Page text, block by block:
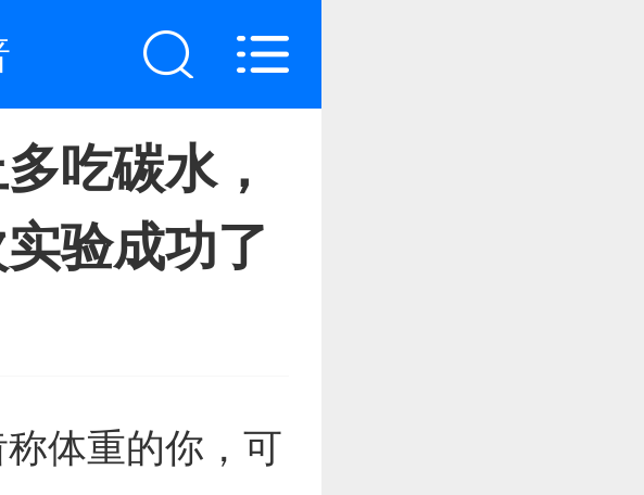
吃碳水，
验成功了
体重的你，可